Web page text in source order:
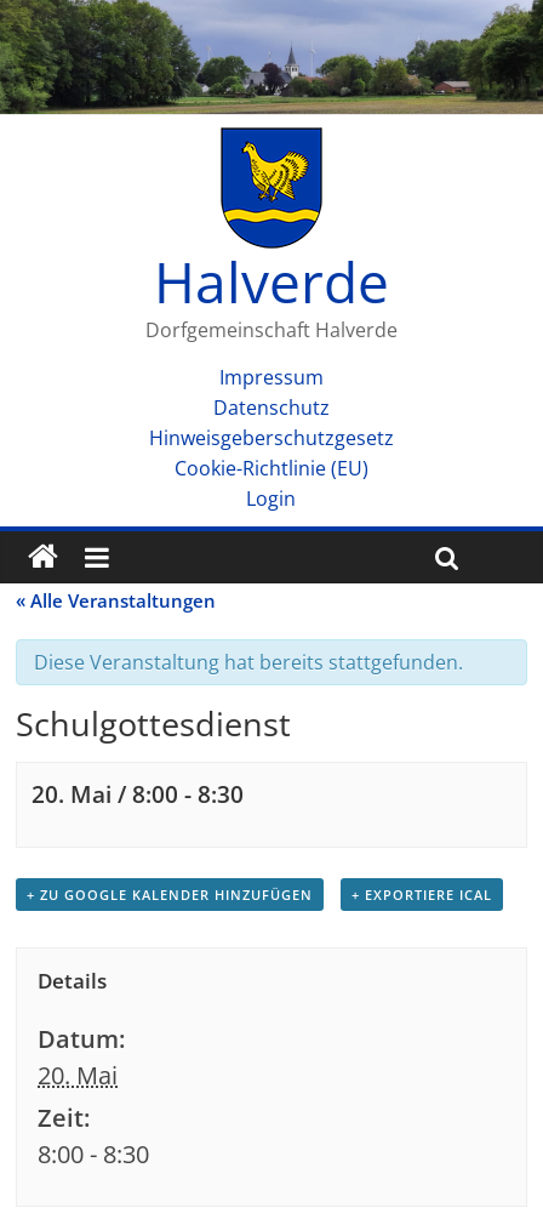
Halverde
Dorfgemeinschaft Halverde
Impressum
Datenschutz
Hinweisgeberschutzgesetz
Cookie-Richtlinie (EU)
Login
« Alle Veranstaltungen
Diese Veranstaltung hat bereits stattgefunden.
Schulgottesdienst
20. Mai / 8:00 -8:30
+ ZU GOOGLE KALENDER HINZUFÜGEN + EXPORTIERE ICAL
Details
Datum:
20. Mai
Zeit:
8:00 - 8:30